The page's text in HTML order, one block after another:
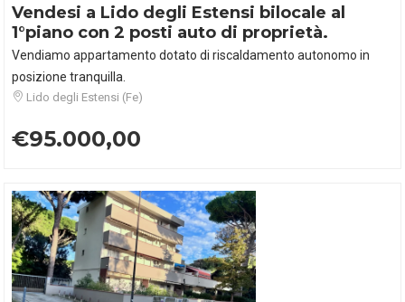
Vendesi a Lido degli Estensi bilocale al
1°piano con 2 posti auto di proprietà.
Vendiamo appartamento dotato di riscaldamento autonomo in
posizione tranquilla.
Lido degli Estensi (Fe)
€95.000,00